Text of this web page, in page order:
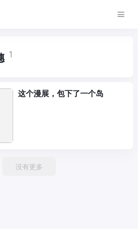
1
这个漫展，包下了一个岛
没有更多